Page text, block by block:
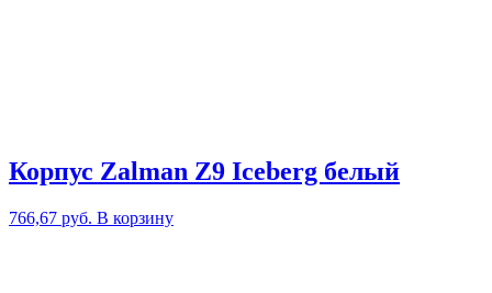
Корпус Zalman Z9 Iceberg белый
766,67 руб. В корзину